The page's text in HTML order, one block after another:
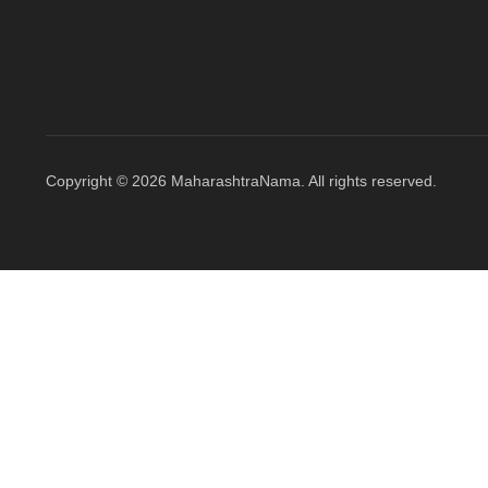
Copyright © 2026 MaharashtraNama. All rights reserved.